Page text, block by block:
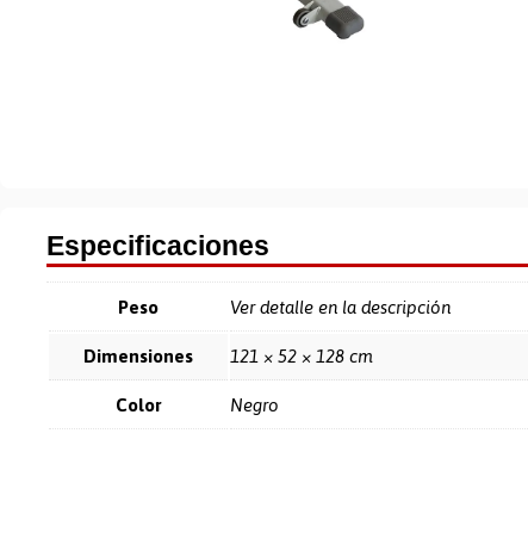
Especificaciones
Peso Ver detalle en la descripción
Dimensiones 121 × 52 × 128 cm
Color Negro